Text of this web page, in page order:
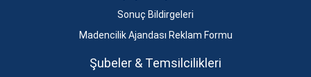
Sonuç Bildirgeleri
Madencilik Ajandası Reklam Formu
Şubeler & Temsilcilikleri